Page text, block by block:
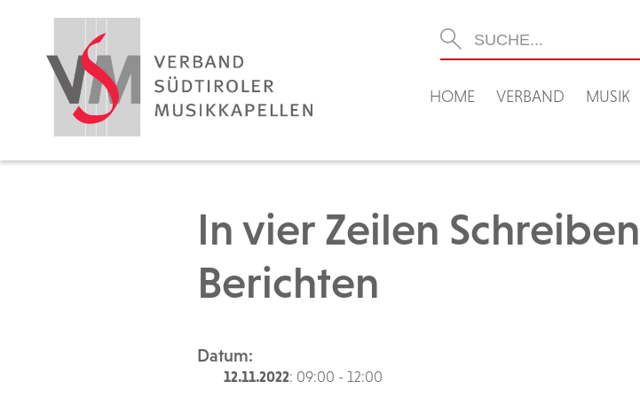
HOME VERBAND MUSIK
In vier Zeilen
Berichten
Datum:
12.11.2022: 09:00 - 12:00